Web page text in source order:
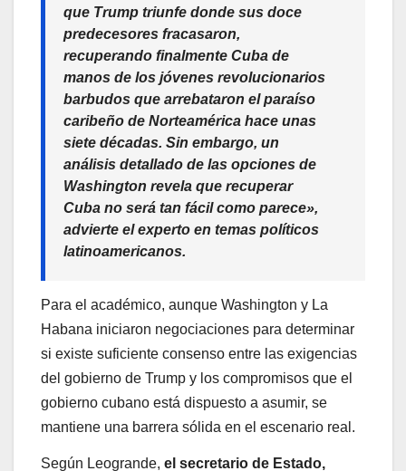
que Trump triunfe donde sus doce
predecesores fracasaron,
recuperando finalmente Cuba de
manos de los jóvenes revolucionarios
barbudos que arrebataron el paraíso
caribeño de Norteamérica hace unas
siete décadas. Sin embargo, un
análisis detallado de las opciones de
Washington revela que recuperar
Cuba no será tan fácil como parece»,
advierte el experto en temas políticos
latinoamericanos.
Para el académico, aunque Washington y La
Habana iniciaron negociaciones para determinar
si existe suficiente consenso entre las exigencias
del gobierno de Trump y los compromisos que el
gobierno cubano está dispuesto a asumir, se
mantiene una barrera sólida en el escenario real.
Según Leogrande, el secretario de Estado,